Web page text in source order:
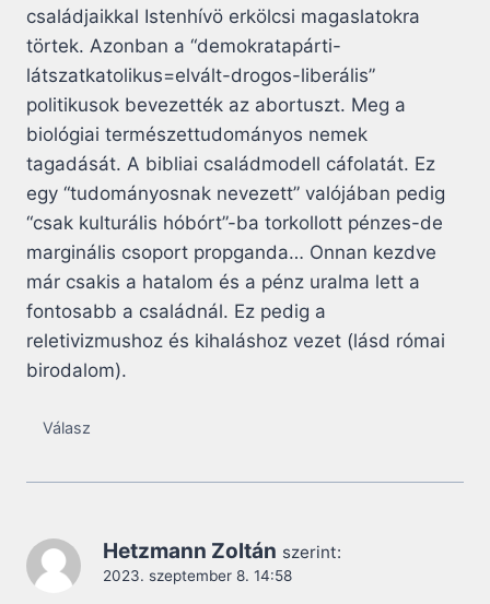
családjaikkal Istenhívö erkölcsi magaslatokra
törtek. Azonban a “demokratapárti-
látszatkatolikus=elvált-drogos-liberális”
politikusok bevezették az abortuszt. Meg a
biológiai természettudományos nemek
tagadását. A bibliai családmodell cáfolatát. Ez
egy “tudományosnak nevezett” valójában pedig
“csak kulturális hóbórt”-ba torkollott pénzes-de
marginális csoport propganda… Onnan kezdve
már csakis a hatalom és a pénz uralma lett a
fontosabb a családnál. Ez pedig a
reletivizmushoz és kihaláshoz vezet (lásd római
birodalom).
Válasz
Hetzmann Zoltán szerint:
2023. szeptember 8. 14:58